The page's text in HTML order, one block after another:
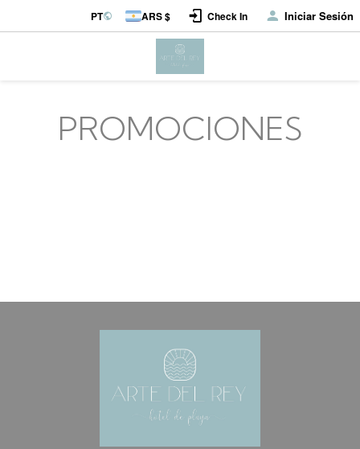
PT ARS $ Check In Iniciar Sesión
PROMOCIONES